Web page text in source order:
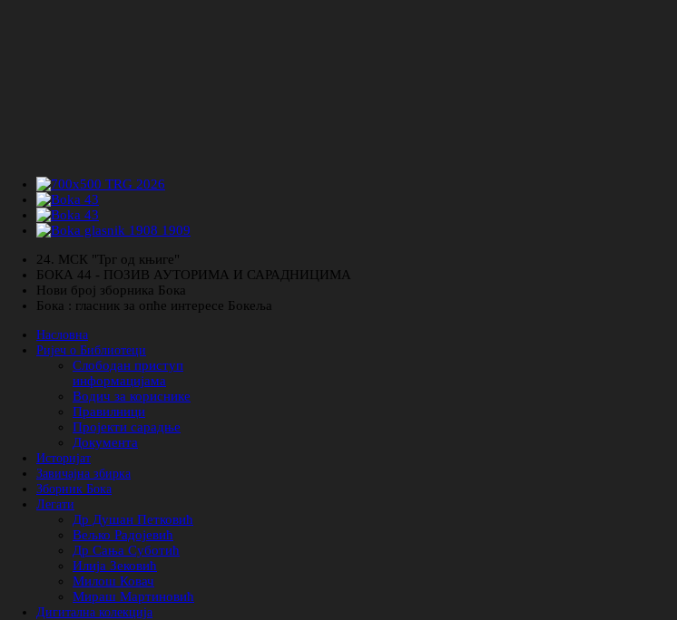
24. МСК "Трг од књиге"
БОКА 44 - ПОЗИВ АУТОРИМА И САРАДНИЦИМА
Нови број зборника Бока
Бока : гласник за опће интересе Бокеља
Насловна
Ријеч о Библиотеци
Слободан приступ
информацијама
Водич за кориснике
Правилници
Пројекти сарадње
Документа
Историјат
Завичајна збирка
Зборник Бока
Легати
Др Душан Петковић
Вељко Радојевић
Др Сања Суботић
Илија Зековић
Милош Ковач
Мираш Мартиновић
Дигитална колекција